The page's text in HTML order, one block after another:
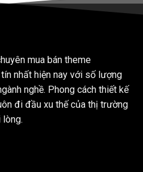
mua bán theme
nhất hiện nay với số lượng
nghề. Phong cách thiết kế
đi đầu xu thế của thị trường
lòng.